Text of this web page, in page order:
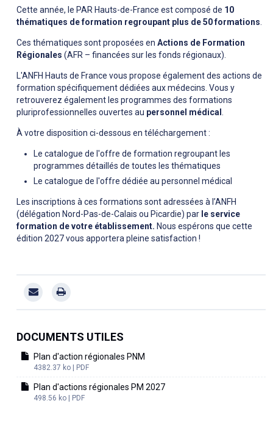
Cette année, le PAR Hauts-de-France est composé de 10
thématiques de formation regroupant plus de 50 formations.
Ces thématiques sont proposées en Actions de Formation
Régionales (AFR – financées sur les fonds régionaux).
L'ANFH Hauts de France vous propose également des actions de
formation spécifiquement dédiées aux médecins. Vous y
retrouverez également les programmes des formations
pluriprofessionnelles ouvertes au personnel médical .
À votre disposition ci-dessous en téléchargement :
Le catalogue de l'offre de formation regroupant les
programmes détaillés de toutes les thématiques
Le catalogue de l'offre dédiée au personnel médical
Les inscriptions à ces formations sont adressées à l’ANFH
(délégation Nord-Pas-de-Calais ou Picardie) par le service
formation de votre établissement. Nous espérons que cette
édition 2027 vous apportera pleine satisfaction !
DOCUMENTS UTILES
Plan d'action régionales PNM
4382.37 ko | PDF
Plan d'actions régionales PM 2027
498.56 ko | PDF